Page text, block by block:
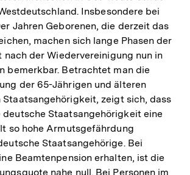
Insbesondere bei
Jahren Geborenen, die derzeit das
machen sich lange Phasen der
der Wiedervereinigung nun in
bemerkbar. Betrachtet man die
der 65-Jährigen und älteren
Staatsangehörigkeit, zeigt sich, dass
deutsche Staatsangehörigkeit eine
so hohe Armutsgefährdung
Staatsangehörige. Bei
Beamtenpension erhalten, ist die
nahe null. Bei Personen im